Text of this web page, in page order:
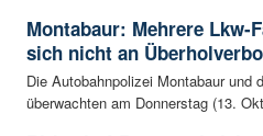
Montabaur: Mehrere Lkw-
sich nicht an
Die Autobahnpolizei Montabaur und
überwachten am Donnerstag (13.